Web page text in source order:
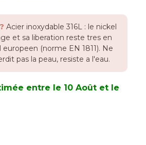
Acier inoxydable 316L : le nickel
et sa liberation reste tres en
europeen (norme EN 1811). Ne
pas la peau, resiste a l'eau.
entre le 10 Août et le